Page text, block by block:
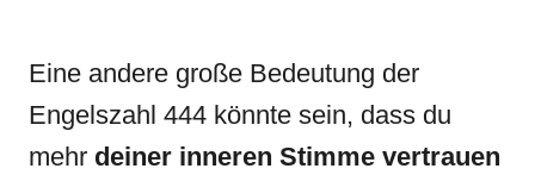
Eine andere große Bedeutung der
Engelszahl 444 könnte sein, dass du
mehr deiner inneren Stimme vertrauen